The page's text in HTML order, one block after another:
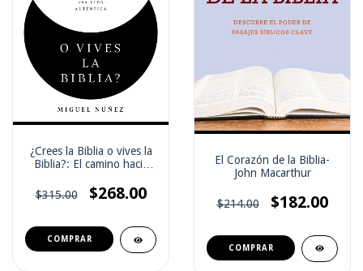
¿Crees la Biblia o vives la
Biblia?: El camino hacia
$315.00
$268.00
El Corazón de la Biblia-
John Macarthur
$214.00 $182.00